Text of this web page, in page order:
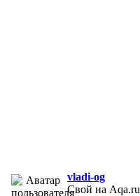
vladi-og
Свой на Aqa.ru